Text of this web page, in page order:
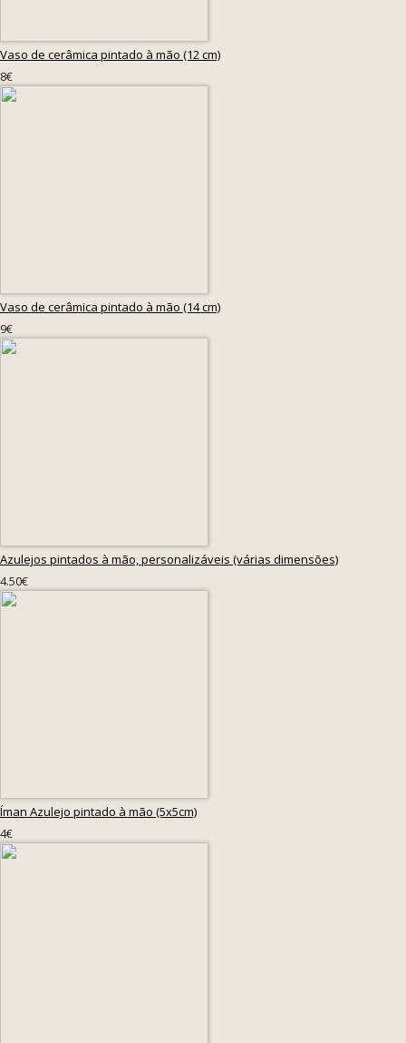
Vaso de cerâmica pintado à mão (12 cm)
8€
Vaso de cerâmica pintado à mão (14 cm)
9€
Azulejos pintados à mão, personalizáveis (várias dimensões)
4.50€
Íman Azulejo pintado à mão (5x5cm)
4€